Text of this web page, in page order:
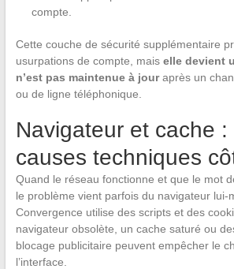
compte.
Cette couche de sécurité supplémentaire
usurpations de compte, mais elle devient
n’est pas maintenue à jouraprès un
ou de ligne téléphonique.
Navigateur et cache :
causes techniques
Quand le réseau fonctionne et que le mot
le problème vient parfois du navigateur lui-
Convergence utilise des scripts et des
navigateur obsolète, un cache saturé ou
blocage publicitaire peuvent empêcher le
l’interface.